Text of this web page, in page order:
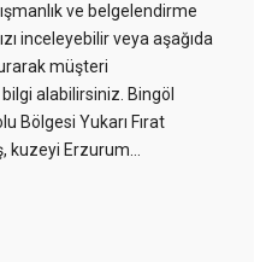
ve belgelendirme
inceleyebilir veya aşağıda
müşteri
alabilirsiniz. Bingöl
Bölgesi Yukarı Fırat
kuzeyi Erzurum…